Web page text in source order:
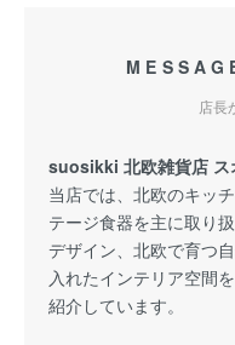
店長
suosikki 北欧雑貨店 ス
当店では、北欧のキッ
テージ食器を主に取り
デザイン、北欧で育つ
入れたインテリア空間
紹介しています。